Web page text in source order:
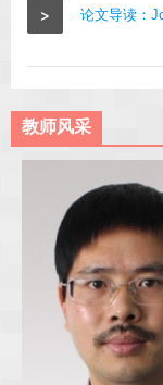
>
教师风采